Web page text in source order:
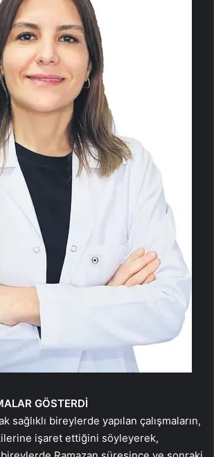
GÖSTERDİ
sağlıklı bireylerde yapılan çalışmaların,
işaret ettiğini söyleyerek,